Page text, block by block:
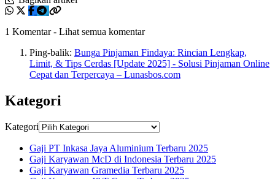
1 Komentar- Lihat semua komentar
Ping-balik: Bunga Pinjaman Findaya: Rincian Lengkap,
Limit, & Tips Cerdas [Update 2025] - Solusi Pinjaman Online
Cepat dan Terpercaya – Lunasbos.com
Kategori
Kategori
Gaji PT Inkasa Jaya Aluminium Terbaru 2025
Gaji Karyawan McD di Indonesia Terbaru 2025
Gaji Karyawan Gramedia Terbaru 2025